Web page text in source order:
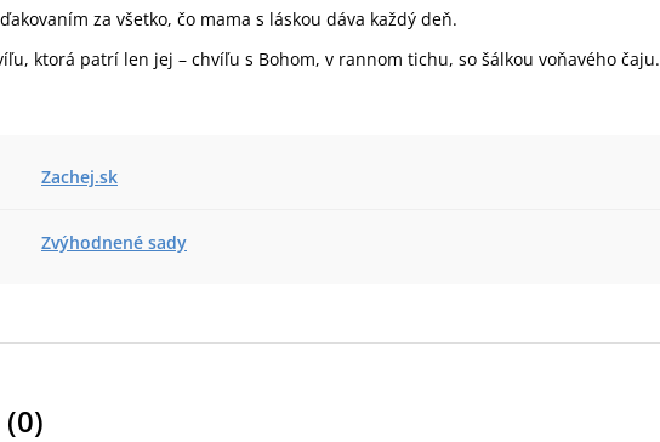
za všetko, čo mama s láskou dáva každý deň.
ktorá patrí len jej – chvíľu s Bohom, v rannom tichu, so šálkou voňavého čaju.
Zachej.sk
Zvýhodnené sady
0)